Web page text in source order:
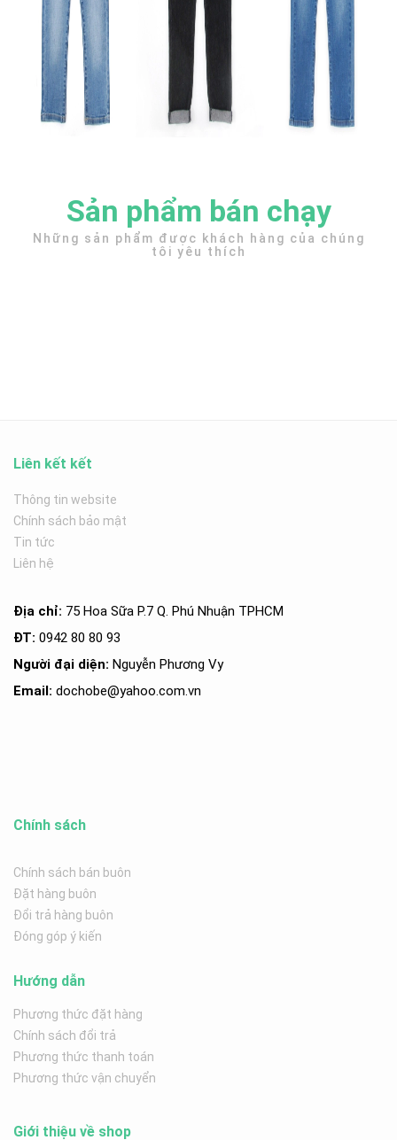
Sản phẩm bán chạy
Những sản phẩm được khách hàng của chúng
tôi yêu thích
Liên kết kết
Thông tin website
Chính sách bảo mật
Tin tức
Liên hệ
Địa chỉ: 75 Hoa Sữa P.7 Q. Phú Nhuận TPHCM
ĐT: 0942 80 80 93
Người đại diện: Nguyễn Phương Vy
Email: dochobe@yahoo.com.vn
Chính sách
Chính sách bán buôn
Đặt hàng buôn
Đổi trả hàng buôn
Đóng góp ý kiến
Hướng dẫn
Phương thức đặt hàng
Chính sách đổi trả
Phương thức thanh toán
Phương thức vận chuyển
Giới thiệu về shop